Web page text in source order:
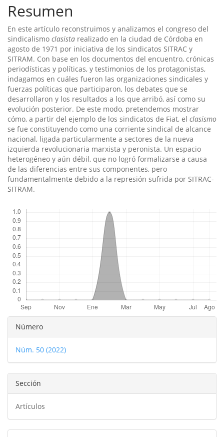
artículo
Resumen
En este artículo reconstruimos y analizamos el congreso del
sindicalismo clasista realizado en la ciudad de Córdoba en
agosto de 1971 por iniciativa de los sindicatos SITRAC y
SITRAM. Con base en los documentos del encuentro, crónicas
periodísticas y políticas, y testimonios de los protagonistas,
indagamos en cuáles fueron las organizaciones sindicales y
fuerzas políticas que participaron, los debates que se
desarrollaron y los resultados a los que arribó, así como su
evolución posterior. De este modo, pretendemos mostrar
cómo, a partir del ejemplo de los sindicatos de Fiat, el clasismo
se fue constituyendo como una corriente sindical de alcance
nacional, ligada particularmente a sectores de la nueva
izquierda revolucionaria marxista y peronista. Un espacio
heterogéneo y aún débil, que no logró formalizarse a causa
de las diferencias entre sus componentes, pero
fundamentalmente debido a la represión sufrida por SITRAC-
SITRAM.
Detalles
del
artículo
Número
Núm. 50 (2022)
Sección
Artículos